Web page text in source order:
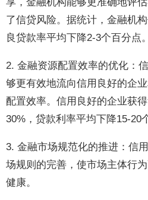
了信贷风险。据统计，金融机
良贷款率平均下降2-3个百分点。
2. 金融资源配置效率的优化：
够更有效地流向信用良好的企
配置效率。信用良好的企业获
30%，贷款利率平均下降15-20
3. 金融市场规范化的推进：信
场规则的完善，使市场主体行
健康。